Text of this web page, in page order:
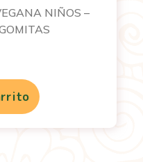
NIÑOS –